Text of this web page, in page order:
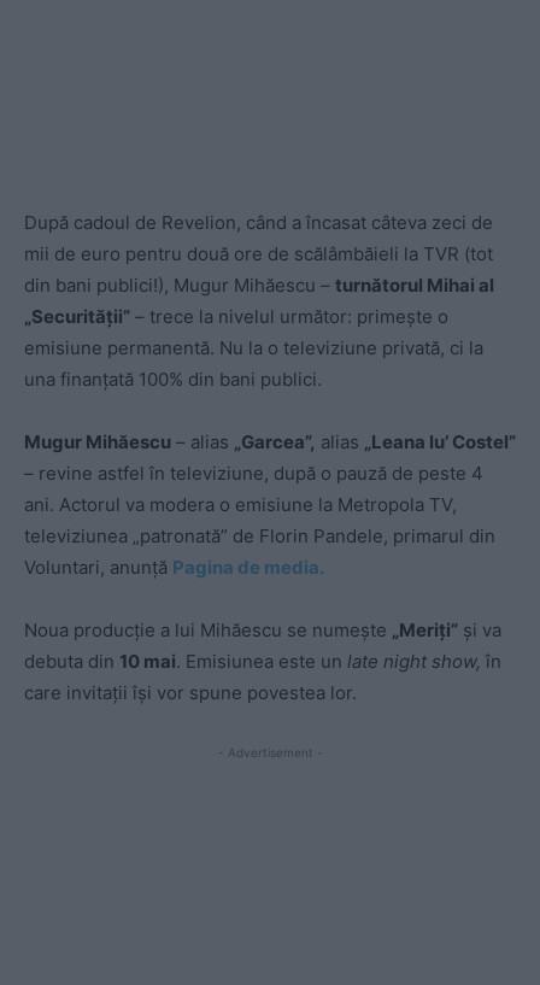
După cadoul de Revelion, când a încasat câteva zeci de
mii de euro pentru două ore de scălâmbăieli la TVR (tot
din bani publici!), Mugur Mihăescu – turnătorul Mihai al
„Securității” – trece la nivelul următor: primește o
emisiune permanentă. Nu la o televiziune privată, ci la
una finanțată 100% din bani publici.
Mugur Mihăescu – alias „Garcea”, alias „Leana lu’ Costel”
– revine astfel în televiziune, după o pauză de peste 4
ani. Actorul va modera o emisiune la Metropola TV,
televiziunea „patronată” de Florin Pandele, primarul din
Voluntari, anunță Pagina de media.
Noua producţie a lui Mihăescu se numeşte „Meriţi” şi va
debuta din 10 mai. Emisiunea este un late night show, în
care invitaţii îşi vor spune povestea lor.
- Advertisement -